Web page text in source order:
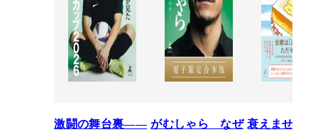
激闘の舞台裏―― がむしゃら なぜ 衰えません